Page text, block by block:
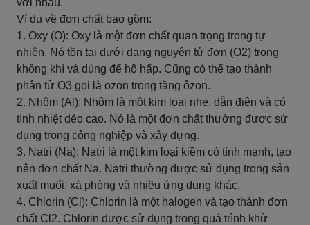
với nhau.
Ví dụ về đơn chất bao gồm:
1. Oxy (O): Oxy là một đơn chất quan trọng trong tự
nhiên. Nó tồn tại dưới dạng nguyên tử đơn (O2) trong
không khí và dùng để hô hấp. Cũng có thể tạo thành
phân tử O3 gọi là ozon trong tầng ôzon.
2. Nhôm (Al): Nhôm là một kim loại nhẹ, dẫn điện và có
tính nhiệt dẻo cao. Nó là một đơn chất thường được sử
dụng trong công nghiệp và xây dựng.
3. Natri (Na): Natri là một kim loại kiềm có tính mạnh, tạo
nên đơn chất Na. Natri thường được sử dụng trong sản
xuất muối, xà phòng và nhiều ứng dụng khác.
4. Chlorin (Cl): Chlorin là một halogen và tạo thành đơn
chất Cl2. Chlorin được sử dụng trong quá trình khử